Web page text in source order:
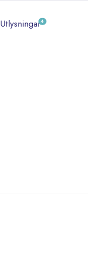
Utlysningar4